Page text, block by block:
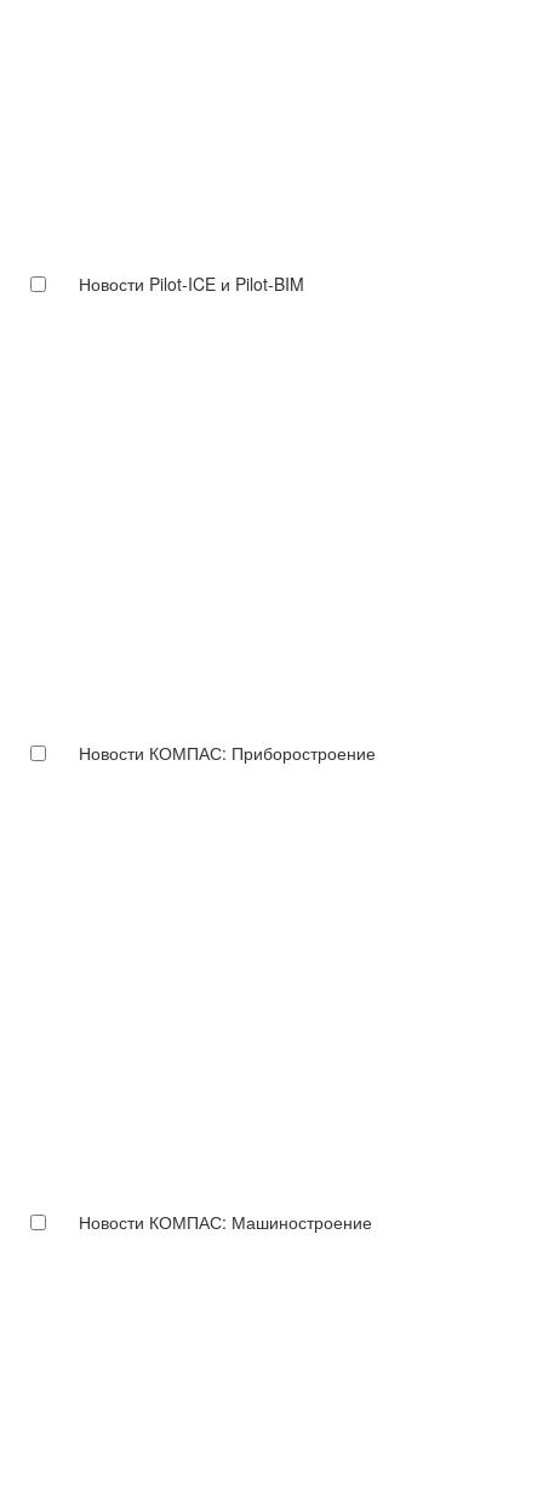
Новости Pilot-ICE и Pilot-BIM
Новости КОМПАС: Приборостроение
Новости КОМПАС: Машиностроение